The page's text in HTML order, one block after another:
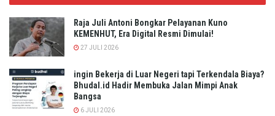
Raja Juli Antoni Bongkar Pelayanan Kuno
KEMENHUT, Era Digital Resmi Dimulai!
27 JULI 2026
ingin Bekerja di Luar Negeri tapi Terkendala Biaya?
Bhudal.id Hadir Membuka Jalan Mimpi Anak
Bangsa
6 JULI 2026